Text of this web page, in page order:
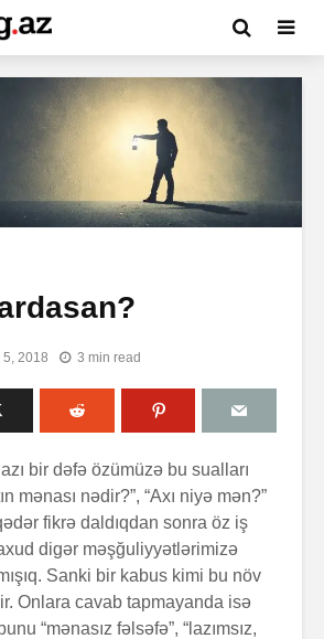
5, 2018 3 min read
bir dəfə özümüzə bu sualları
mənası nədir?”, “Axı niyə mən?”
fikrə daldıqdan sonra öz iş
digər məşğuliyyətlərimizə
Sanki bir kabus kimi bu növ
Onlara cavab tapmayanda isə
“mənasız fəlsəfə”, “lazımsız,